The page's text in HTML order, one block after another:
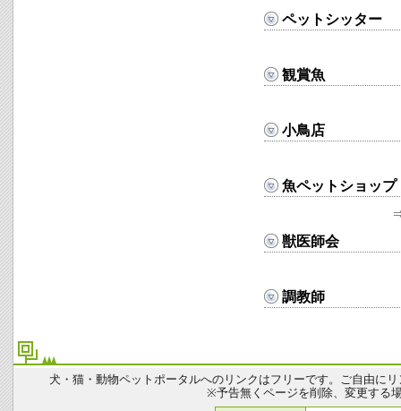
ペットシッター
観賞魚
小鳥店
魚ペットショップ
獣医師会
調教師
犬・猫・動物ペットポータルへのリンクはフリーです。ご自由に
※予告無くページを削除、変更する